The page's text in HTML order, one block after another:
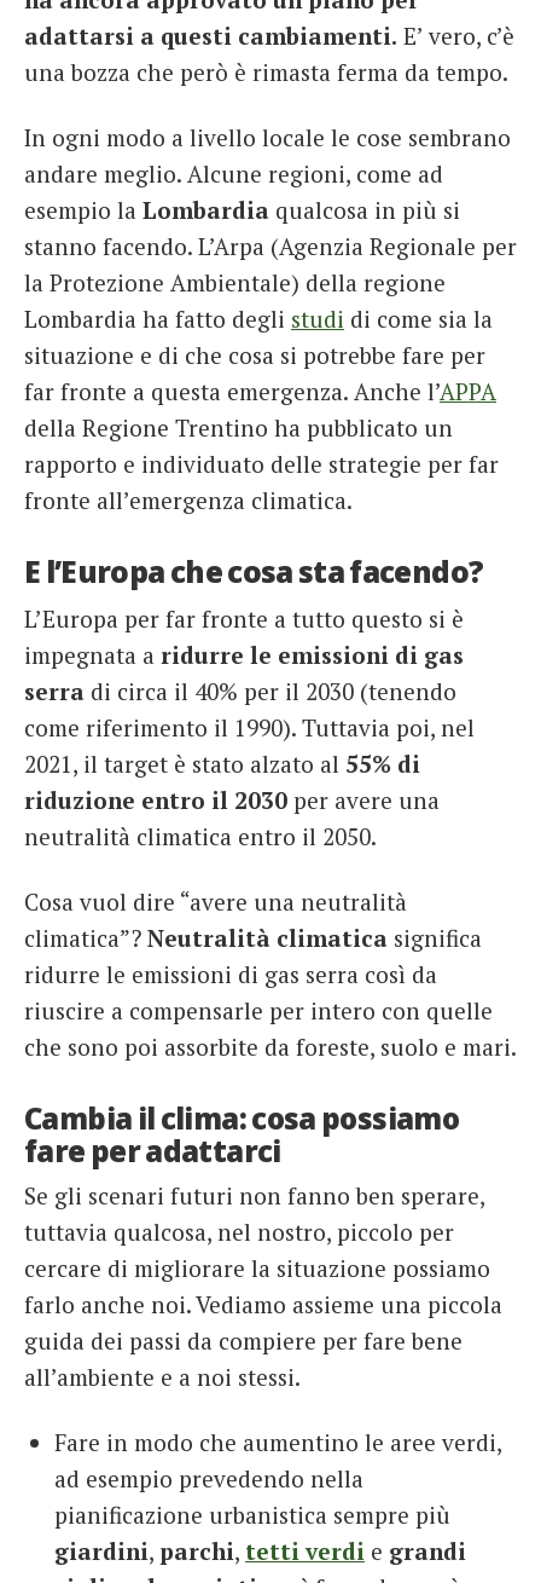
adattarsi a questi cambiamenti. E’ vero, c’è
una bozza che però è rimasta ferma da tempo.
In ogni modo a livello locale le cose sembrano
andare meglio. Alcune regioni, come ad
esempio la Lombardia qualcosa in più si
stanno facendo. L’Arpa (Agenzia Regionale per
la Protezione Ambientale) della regione
Lombardia ha fatto degli studi di come sia la
situazione e di che cosa si potrebbe fare per
far fronte a questa emergenza. Anche l’APPA
della Regione Trentino ha pubblicato un
rapporto e individuato delle strategie per far
fronte all’emergenza climatica.
E l’Europa che cosa sta facendo?
L’Europa per far fronte a tutto questo si è
impegnata a ridurre le emissioni di gas
serra di circa il 40% per il 2030 (tenendo
come riferimento il 1990). Tuttavia poi, nel
2021, il target è stato alzato al 55% di
riduzione entro il 2030 per avere una
neutralità climatica entro il 2050.
Cosa vuol dire “avere una neutralità
climatica”? Neutralità climatica significa
ridurre le emissioni di gas serra così da
riuscire a compensarle per intero con quelle
che sono poi assorbite da foreste, suolo e mari.
Cambia il clima: cosa possiamo
fare per adattarci
Se gli scenari futuri non fanno ben sperare,
tuttavia qualcosa, nel nostro, piccolo per
cercare di migliorare la situazione possiamo
farlo anche noi. Vediamo assieme una piccola
guida dei passi da compiere per fare bene
all’ambiente e a noi stessi.
Fare in modo che aumentino le aree verdi,
ad esempio prevedendo nella
pianificazione urbanistica sempre più
giardini, parchi, tetti verdi e grandi